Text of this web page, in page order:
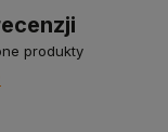
produkty